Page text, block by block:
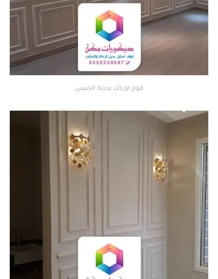
فوم اوراك بديلة الجبس